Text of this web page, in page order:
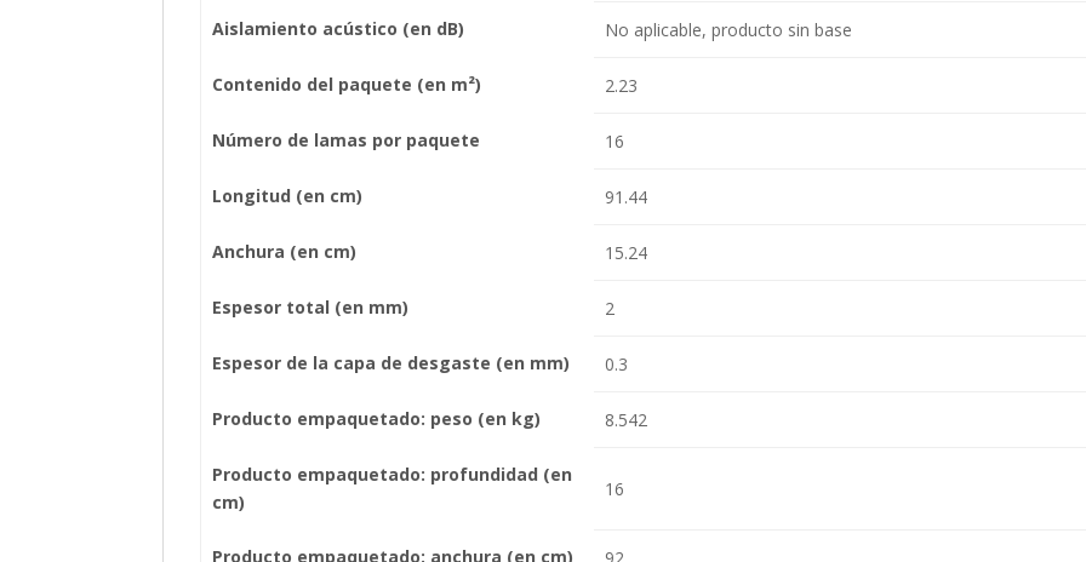
Aislamiento acústico (en dB) No aplicable, producto sin base
Contenido del paquete (en m²) 2.23
Número de lamas por paquete 16
Longitud (en cm) 91.44
Anchura (en cm) 15.24
Espesor total (en mm) 2
Espesor de la capa de desgaste (en mm) 0.3
Producto empaquetado: peso (en kg) 8.542
Producto empaquetado: profundidad (en
cm)
16
Producto empaquetado: anchura (en cm)